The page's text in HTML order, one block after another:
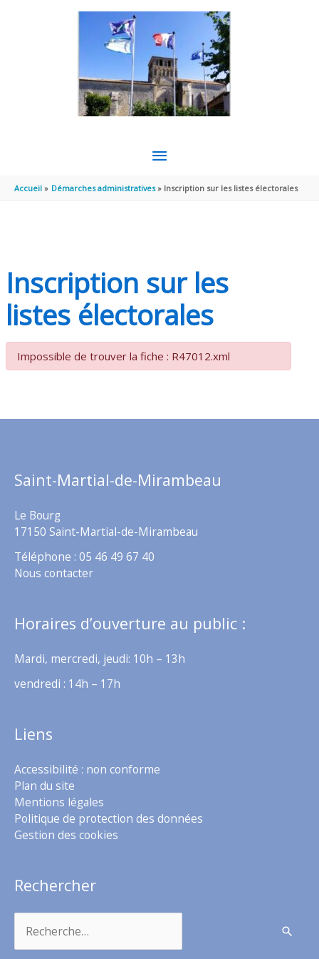
MENU
PRINCIPAL
Accueil Démarches administratives Inscription sur les listes électorales
Inscription sur les
listes électorales
Impossible de trouver la fiche : R47012.xml
Saint-Martial-de-Mirambeau
Le Bourg
17150 Saint-Martial-de-Mirambeau
Téléphone : 05 46 49 67 40
Nous contacter
Horaires d’ouverture au public :
Mardi, mercredi, jeudi: 10h – 13h
vendredi : 14h – 17h
Liens
Accessibilité : non conforme
Plan du site
Mentions légales
Politique de protection des données
Gestion des cookies
Rechercher